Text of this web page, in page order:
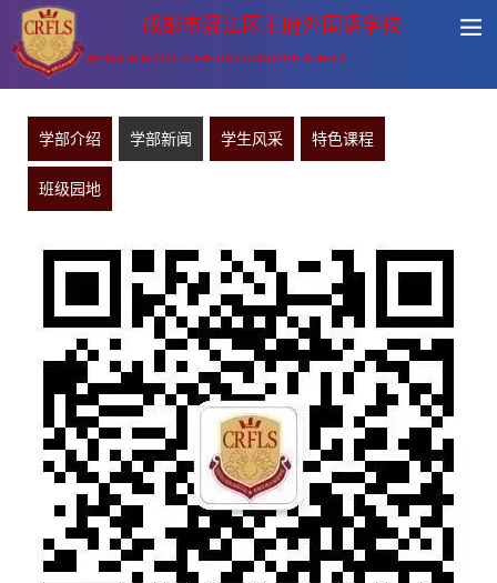
成都市温江区王府外国语学校
CHENGDU ROYAL FOREIGN LANGUAGE SCHOOL
学部介绍 学部新闻 学生风采 特色课程
班级园地